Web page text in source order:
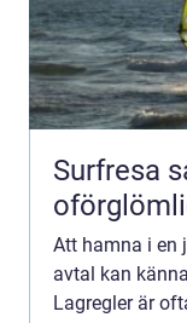
Surfresa så planerar man en
Att hamna i en
avtal kan
Lagregler är